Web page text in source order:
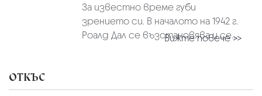
За известно време губи
зрението си. В началото на 1942 г.
Роалд Дал се възстановява и се...
Вижте повече >>
ОТКЪС